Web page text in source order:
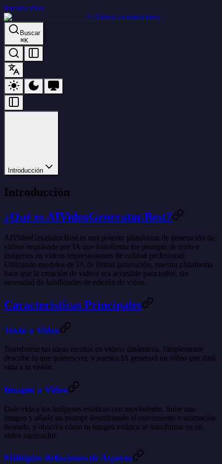
Introducción
AIVideoGenerator.Best
Buscar
⌘K
Introducción
Introducción
¿Qué es AIVideoGenerator.Best?
AIVideoGenerator.Best es una potente plataforma de generación de
videos impulsada por IA que transforma tus prompts de texto e
imágenes en videos impresionantes de calidad profesional.
Utilizando modelos de IA de última generación, nuestra plataforma
hace que la creación de videos sea accesible para todos, sin
necesidad de habilidades de edición de video.
Características Principales
Texto a Video
Transforma tus ideas escritas en videos dinámicos. Simplemente
describe lo que quieres ver, y nuestra IA generará un video que dará
vida a tu visión.
Imagen a Video
Dale vida a tus imágenes estáticas con movimiento. Sube una
imagen y añade un prompt describiendo el movimiento o animación
deseada, y observa cómo tu imagen estática se transforma en un
video cautivador.
Múltiples Relaciones de Aspecto